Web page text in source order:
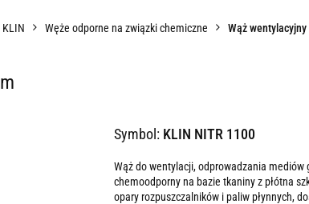
KLIN Węże odporne na związki chemiczne Wąż wentylacyjny
Symbol: KLIN NITR 1100
Wąż do wentylacji, odprowadzania mediów
chemoodporny na bazie tkaniny z płótna
opary rozpuszczalników i paliw płynnych,